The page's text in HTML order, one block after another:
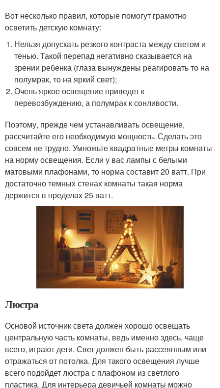
Вот несколько правил, которые помогут грамотно
осветить детскую комнату:
Нельзя допускать резкого контраста между светом и
тенью. Такой перепад негативно сказывается на
зрении ребенка (глаза вынуждены реагировать то на
полумрак, то на яркий свет);
Очень яркое освещение приведет к
перевозбуждению, а полумрак к сонливости.
Поэтому, прежде чем устанавливать освещение,
рассчитайте его необходимую мощность. Сделать это
совсем не трудно. Умножьте квадратные метры комнаты
на норму освещения. Если у вас лампы с белыми
матовыми плафонами, то норма составит 20 ватт. При
достаточно темных стенах комнаты такая норма
держится в пределах 25 ватт.
Люстра
Основой источник света должен хорошо освещать
центральную часть комнаты, ведь именно здесь, чаще
всего, играют дети. Свет должен быть рассеянным или
отражаться от потолка. Для такого освещения лучше
всего подойдет люстра с плафоном из светлого
пластика. Для интерьера девичьей комнаты можно